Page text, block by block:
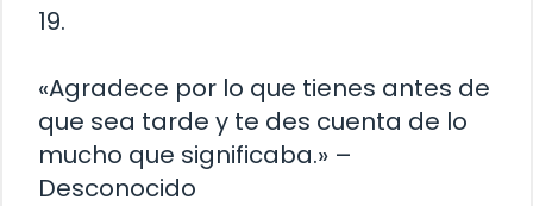
19.
«Agradece por lo que tienes antes de
que sea tarde y te des cuenta de lo
mucho que significaba.» –
Desconocido